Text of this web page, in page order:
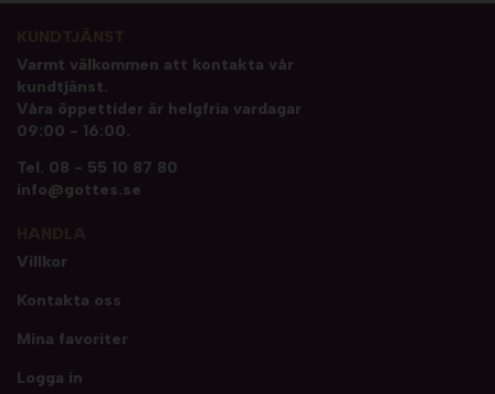
Varmt välkommen att kontakta vår
kundtjänst.
Våra öppettider är helgfria vardagar
09:00 - 16:00.
Tel. 08 - 55 10 87 80
info@gottes.se
Villkor
Kontakta oss
Mina favoriter
Logga in